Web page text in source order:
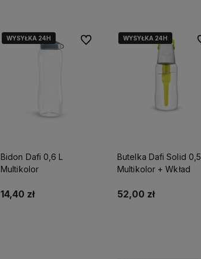
WYSYŁKA 24H
WYSYŁKA 24H
Bidon Dafi 0,6 L
Multikolor
14,40 zł
Do ulubionychWYSYŁKA 24H
WYSYŁKA 24H
Butelka Dafi Solid 0,5
Multikolor + Wkład
52,00 zł